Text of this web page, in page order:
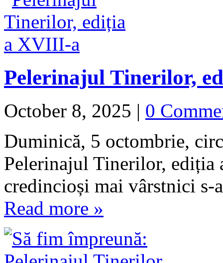
Pelerinajul Tinerilor,
October 8, 2025 | 0
Duminică, 5 octombrie,
Pelerinajul Tinerilor,
credincioși mai vârstnici
Read more »